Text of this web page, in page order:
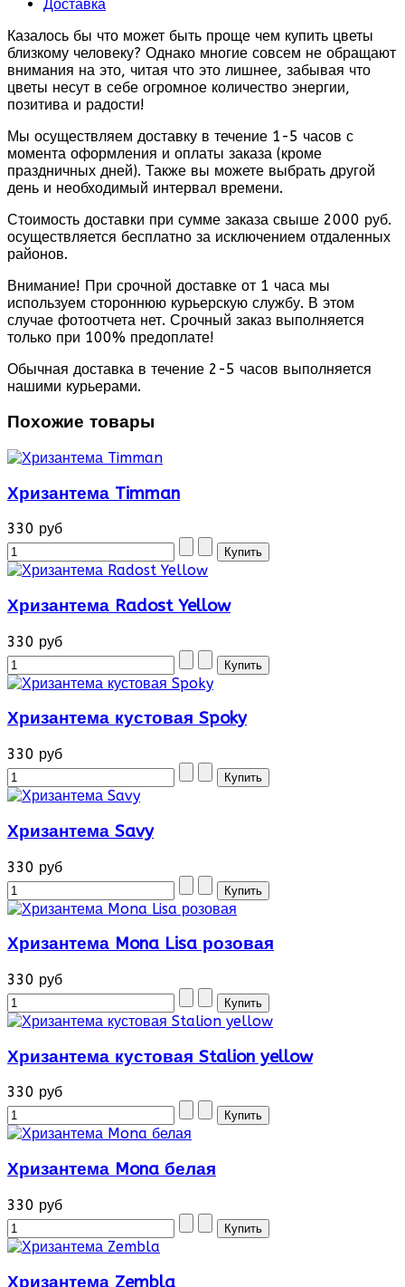
Доставка
Казалось бы что может быть проще чем купить цветы
близкому человеку? Однако многие совсем не обращают
внимания на это, читая что это лишнее, забывая что
цветы несут в себе огромное количество энергии,
позитива и радости!
Мы осуществляем доставку в течение 1-5 часов с
момента оформления и оплаты заказа (кроме
праздничных дней). Также вы можете выбрать другой
день и необходимый интервал времени.
Стоимость доставки при сумме заказа свыше 2000 руб.
осуществляется бесплатно за исключением отдаленных
районов.
Внимание! При срочной доставке от 1 часа мы
используем стороннюю курьерскую службу. В этом
случае фотоотчета нет. Срочный заказ выполняется
только при 100% предоплате!
Обычная доставка в течение 2-5 часов выполняется
нашими курьерами.
Похожие товары
Хризантема Timman
330 руб
Хризантема Radost Yellow
330 руб
Хризантема кустовая Spoky
330 руб
Хризантема Savy
330 руб
Хризантема Mona Lisa розовая
330 руб
Хризантема кустовая Stalion yellow
330 руб
Хризантема Mona белая
330 руб
Хризантема Zembla